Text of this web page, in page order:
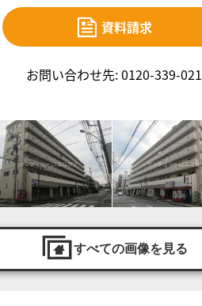
資料請求
お問い合わせ先: 0120-339-021
すべての画像を見る